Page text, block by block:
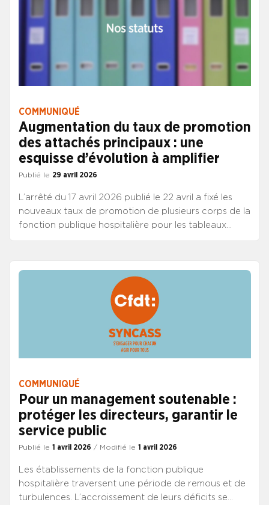
COMMUNIQUÉ
Augmentation du taux de promotion
des attachés principaux : une
esquisse d’évolution à amplifier
Publié le 29 avril 2026
L’arrêté du 17 avril 2026 publié le 22 avril a fixé les
nouveaux taux de promotion de plusieurs corps de la
fonction publique hospitalière pour les tableaux
COMMUNIQUÉ
Pour un management soutenable :
protéger les directeurs, garantir le
service public
Publié le 1 avril 2026 / Modifié le 1 avril 2026
Les établissements de la fonction publique
hospitalière traversent une période de remous et de
turbulences. L’accroissement de leurs déficits se